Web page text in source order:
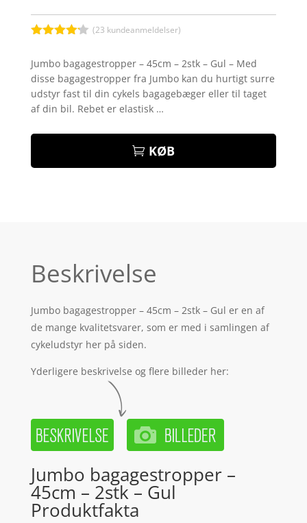
ud af 5
baseret
kundebedø
mmelser
(23 kundeanmeldelser)
Jumbo bagagestropper – 45cm – 2stk – Gul – Med
disse bagagestropper fra Jumbo kan du hurtigt surre
udstyr fast til din cykels bagagebæger eller til taget
af din bil. Rebet er elastisk …
KØB
Beskrivelse
Jumbo bagagestropper – 45cm – 2stk – Gul er en af
de mange kvalitetsvarer, som er med i samlingen af
cykeludstyr her på siden.
Yderligere beskrivelse og flere billeder her:
Jumbo bagagestropper –
45cm – 2stk – Gul
Produktfakta